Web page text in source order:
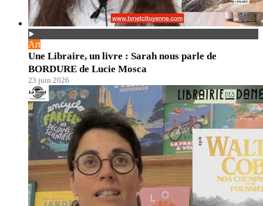
Art
Une Libraire, un livre : Sarah nous parle de
BORDURE de Lucie Mosca
23 juin 2026